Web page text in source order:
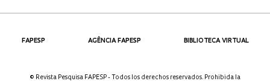
FAPESP AGÊNCIA FAPESP BIBLIOTECA VIRTUAL
© Revista Pesquisa FAPESP - Todos los derechos reservados. Prohibida la